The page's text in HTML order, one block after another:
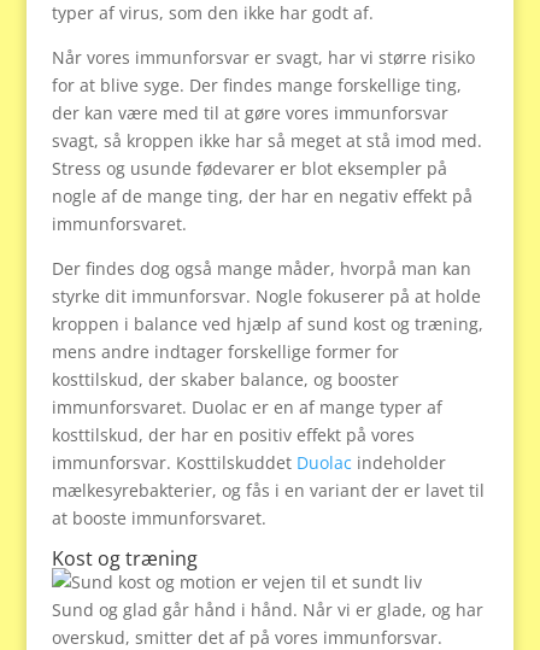
typer af virus, som den ikke har godt af.
Når vores immunforsvar er svagt, har vi større risiko
for at blive syge. Der findes mange forskellige ting,
der kan være med til at gøre vores immunforsvar
svagt, så kroppen ikke har så meget at stå imod med.
Stress og usunde fødevarer er blot eksempler på
nogle af de mange ting, der har en negativ effekt på
immunforsvaret.
Der findes dog også mange måder, hvorpå man kan
styrke dit immunforsvar. Nogle fokuserer på at holde
kroppen i balance ved hjælp af sund kost og træning,
mens andre indtager forskellige former for
kosttilskud, der skaber balance, og booster
immunforsvaret. Duolac er en af mange typer af
kosttilskud, der har en positiv effekt på vores
immunforsvar. Kosttilskuddet Duolac indeholder
mælkesyrebakterier, og fås i en variant der er lavet til
at booste immunforsvaret.
Kost og træning
Sund og glad går hånd i hånd. Når vi er glade, og har
overskud, smitter det af på vores immunforsvar.